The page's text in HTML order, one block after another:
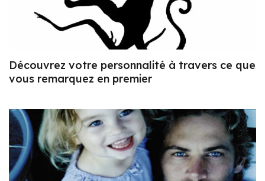
Découvrez votre personnalité à travers ce que
vous remarquez en premier